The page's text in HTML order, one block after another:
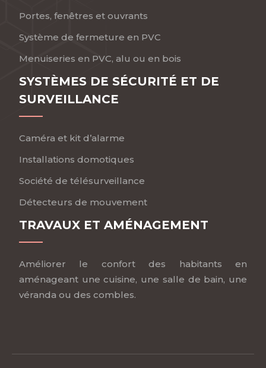
Portes, fenêtres et ouvrants
Système de fermeture en PVC
Menuiseries en PVC, alu ou en bois
SYSTÈMES DE SÉCURITÉ ET DE
SURVEILLANCE
Caméra et kit d’alarme
Installations domotiques
Société de télésurveillance
Détecteurs de mouvement
TRAVAUX ET AMÉNAGEMENT
Améliorer le confort des habitants en
aménageant une cuisine, une salle de bain, une
véranda ou des combles.